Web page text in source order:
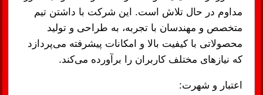
مداوم در حال تلاش است. این شرکت با داشتن تیم
متخصص و مهندسان با تجربه، به طراحی و تولید
محصولاتی با کیفیت بالا و امکانات پیشرفته می‌پردازد
که نیازهای مختلف کاربران را برآورده می‌کند.
اعتبار و شهرت: